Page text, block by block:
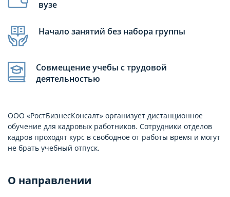
вузе
Начало занятий без набора группы
Совмещение учебы с трудовой
деятельностью
ООО «РостБизнесКонсалт» организует дистанционное
обучение для кадровых работников. Сотрудники отделов
кадров проходят курс в свободное от работы время и могут
не брать учебный отпуск.
О направлении